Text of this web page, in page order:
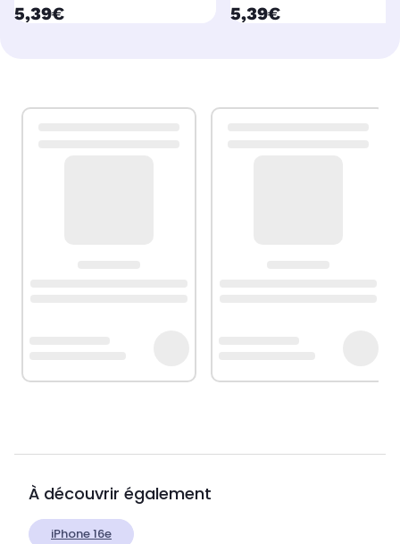
currentPrice
5,39€ currentPrice
5,39€
À découvrir également
iPhone 16e